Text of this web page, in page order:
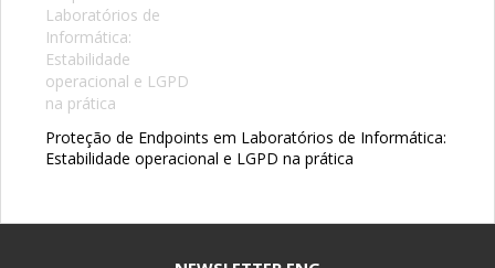
Proteção de Endpoints em Laboratórios de Informática:
Estabilidade operacional e LGPD na prática